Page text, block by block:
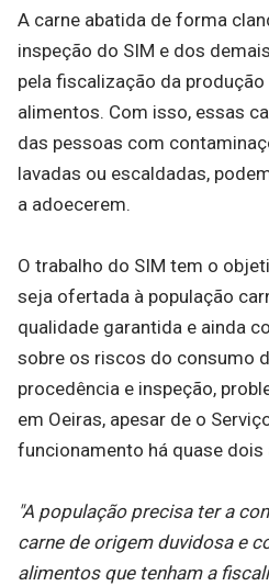
A carne abatida de forma
inspeção do SIM e dos
pela fiscalização da
alimentos. Com isso, essas
das pessoas com
lavadas ou escaldadas,
a adoecerem.
O trabalho do SIM tem o
seja ofertada à população
qualidade garantida e ainda
sobre os riscos do consumo
procedência e inspeção,
em Oeiras, apesar de o
funcionamento há quase dois
"A população precisa ter a
carne de origem duvidosa e
alimentos que tenham a